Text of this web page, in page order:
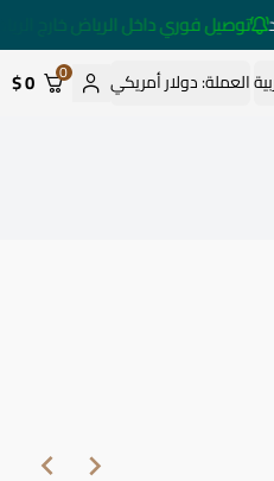
توصيل فوري داخل الرياض خارج الرياض خلال
العملة:دولار أمريكي 0
0 $